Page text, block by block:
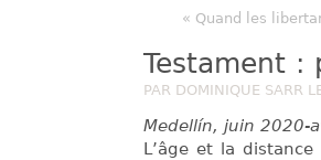
« Quand les
Testament :
PAR DOMINIQUE SARR
Medellín, juin 2020-
L’âge et la